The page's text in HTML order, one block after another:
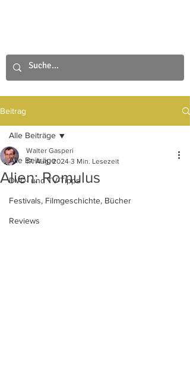
Beitrag
Alle Beiträge
DVD- und TV-Tipps
Festivals, Filmgeschichte, Bücher
Reviews
Alle Beiträge
Alien: Romulus
Walter Gasperi
17. Aug. 2024 3 Min. Lesezeit